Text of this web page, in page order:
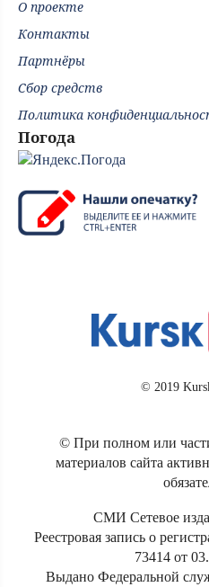
О проекте
Контакты
Партнёры
Сбор средств
Политика
Погода
© 2019
© При полном или
материалов сайта
СМИ Сетевое
Реестровая запись о
73414 от
Выдано Федеральной